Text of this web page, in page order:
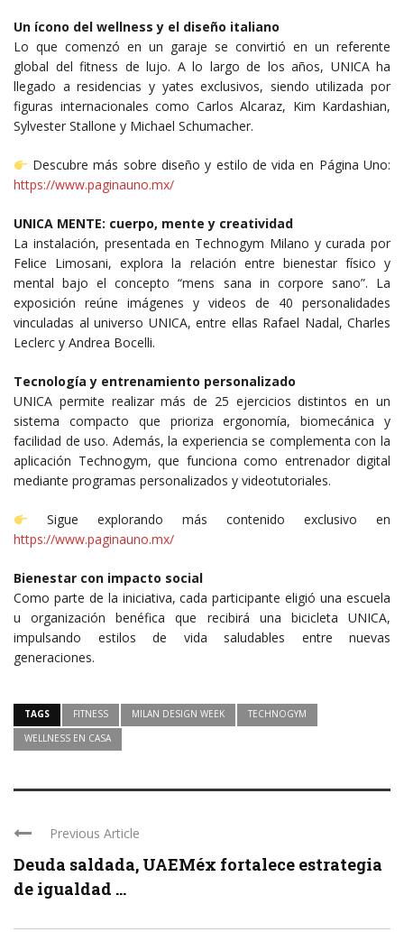
Un ícono del wellness y el diseño italiano
Lo que comenzó en un garaje se convirtió en un referente
global del fitness de lujo. A lo largo de los años, UNICA ha
llegado a residencias y yates exclusivos, siendo utilizada por
figuras internacionales como Carlos Alcaraz, Kim Kardashian,
Sylvester Stallone y Michael Schumacher.
Descubre más sobre diseño y estilo de vida en Página Uno:
https://www.paginauno.mx/
UNICA MENTE: cuerpo, mente y creatividad
La instalación, presentada en Technogym Milano y curada por
Felice Limosani, explora la relación entre bienestar físico y
mental bajo el concepto “mens sana in corpore sano”. La
exposición reúne imágenes y videos de 40 personalidades
vinculadas al universo UNICA, entre ellas Rafael Nadal, Charles
Leclerc y Andrea Bocelli.
Tecnología y entrenamiento personalizado
UNICA permite realizar más de 25 ejercicios distintos en un
sistema compacto que prioriza ergonomía, biomecánica y
facilidad de uso. Además, la experiencia se complementa con la
aplicación Technogym, que funciona como entrenador digital
mediante programas personalizados y videotutoriales.
Sigue explorando más contenido exclusivo en
https://www.paginauno.mx/
Bienestar con impacto social
Como parte de la iniciativa, cada participante eligió una escuela
u organización benéfica que recibirá una bicicleta UNICA,
impulsando estilos de vida saludables entre nuevas
generaciones.
TAGS FITNESS MILAN DESIGN WEEK
TECHNOGYM
WELLNESS EN CASA
Previous Article
Deuda saldada, UAEMéx fortalece estrategia
de igualdad ...